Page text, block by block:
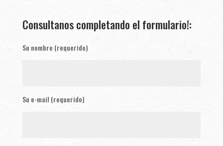
Consultanos completando el formulario!:
Su nombre (requerido)
Su e-mail (requerido)